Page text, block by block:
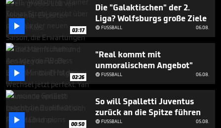
 03:17
Die "Galaktischen" der 2.
Liga? Wolfsburgs große Ziele
FUSSBALL 06.08.
 02:26
"Real kommt mit
unmoralischem Angebot"
FUSSBALL 06.08.
 00:50
So will Spalletti Juventus
zurück an die Spitze führen
FUSSBALL 05.08.